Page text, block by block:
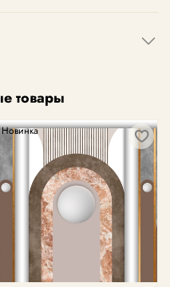
товары
Новинка